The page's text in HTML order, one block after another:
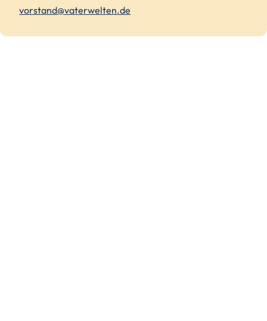
vorstand@vaterwelten.de